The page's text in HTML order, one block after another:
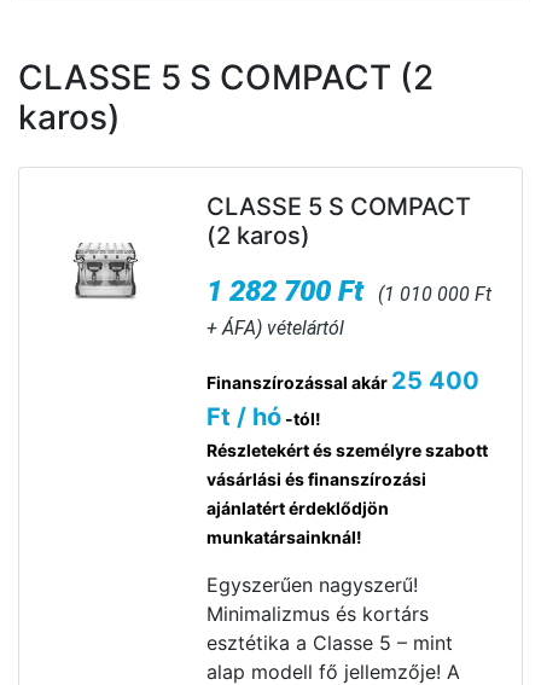
CLASSE 5 S COMPACT (2
karos)
CLASSE 5 S COMPACT
(2 karos)
1 282 700 Ft
(1 010 000 Ft
+ ÁFA) vételártól
Finanszírozással akár 25 400
Ft / hó -tól!
Részletekért és személyre szabott
vásárlási és finanszírozási
ajánlatért érdeklődjön
munkatársainknál!
Egyszerűen nagyszerű!
Minimalizmus és kortárs
esztétika a Classe 5 – mint
alap modell fő jellemzője! A